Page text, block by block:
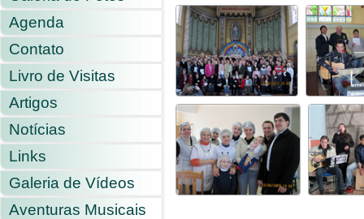
Agenda
Contato
Livro de Visitas
Artigos
Notícias
Links
Galeria de Vídeos
Aventuras Musicais